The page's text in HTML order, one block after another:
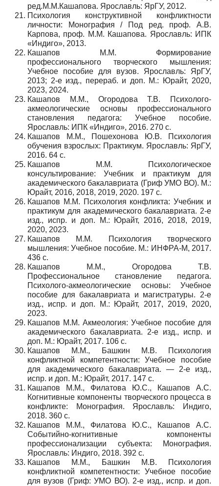
ред.М.М.Кашапова. Ярославль: ЯрГУ, 2012.
Психология конструктивной конфликтности
личности: Монография / Под ред. проф. А.В.
Карпова, проф. М.М. Кашапова. Ярославль: ИПК
«Индиго», 2013.
Кашапов М.М. Формирование
профессионального творческого мышления:
Учебное пособие для вузов. Ярославль: ЯрГУ,
2013; 2-­е изд., пере­раб. и доп. М.: Юрайт, 2020,
2023, 2024.
Кашапов М.М., Огородова Т.В. Психолого-
акмеологические основы профессионального
становления педагога: Учебное пособие.
Ярославль: ИПК «Индиго», 2016. 270 с.
Кашапов М.М., Пошехонова Ю.В. Психология
обучения взрослых: Практикум. Ярославль: ЯрГУ,
2016. 64 с.
Кашапов М.М. Психологическое
консультирование: Учебник и практикум для
академического бакалавриата (Гриф УМО ВО). М.:
Юрайт, 2016, 2018, 2019, 2020. 197 с.
Кашапов М.М. Психология конфликта: Учебник и
практикум для академического бакалавриата. 2-е
изд., испр. и доп. М.: Юрайт, 2016, 2018, 2019,
2020, 2023.
Кашапов М.М. Психология творческого
мышления: Учебное пособие. М.: ИНФРА-М, 2017.
436 с.
Кашапов М.М., Огородова Т.В.
Профессиональное становление педагога.
Психолого-акмеологические основы: Учебное
пособие для бакалавриата и магистратуры. 2-е
изд., испр. и доп. М.: Юрайт, 2017, 2019, 2020,
2023.
Кашапов М.М. Акмеология: Учебное пособие для
академического бакалавриата. 2-е изд., испр. и
доп. М.: Юрайт, 2017. 106 с.
Кашапов М.М., Башкин М.В. Психология
конфликтной компетентности: Учебное пособие
для академического бакалавриата. — 2-е изд.,
испр. и доп. М.: Юрайт, 2017. 147 с.
Кашапов М.М., Филатова Ю.С., Кашапов А.С.
Когнитивные компоненты творческого процесса в
конфликте: Монография. Ярославль: Индиго,
2018. 360 с.
Кашапов М.М., Филатова Ю.С., Кашапов А.С.
Событийно-когнитивные компоненты
профессионализации субъекта: Монография.
Ярославль: Индиго, 2018. 392 с.
Кашапов М.М., Башкин М.В. Психология
конфликтной компетентности: Учебное пособие
для вузов (Гриф: УМО ВО). 2-е изд., испр. и доп.